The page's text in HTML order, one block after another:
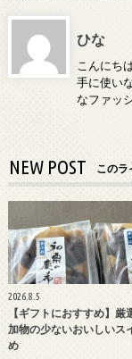
ひな
こんにち
手に使い
なファッ
NEW POST このラ
2026.8.5
【ギフトにおすすめ】厳
加物の少ないおいしいス
め